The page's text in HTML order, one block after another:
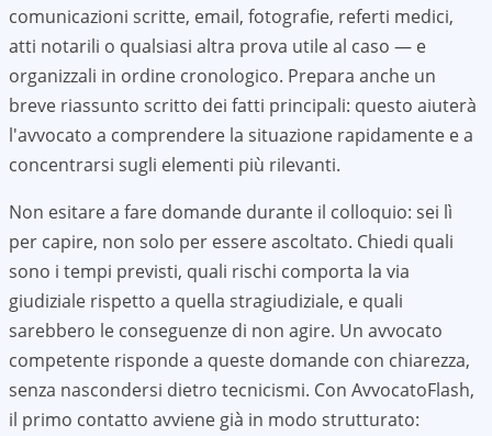
comunicazioni scritte, email, fotografie, referti medici,
atti notarili o qualsiasi altra prova utile al caso — e
organizzali in ordine cronologico. Prepara anche un
breve riassunto scritto dei fatti principali: questo aiuterà
l'avvocato a comprendere la situazione rapidamente e a
concentrarsi sugli elementi più rilevanti.
Non esitare a fare domande durante il colloquio: sei lì
per capire, non solo per essere ascoltato. Chiedi quali
sono i tempi previsti, quali rischi comporta la via
giudiziale rispetto a quella stragiudiziale, e quali
sarebbero le conseguenze di non agire. Un avvocato
competente risponde a queste domande con chiarezza,
senza nascondersi dietro tecnicismi. Con AvvocatoFlash,
il primo contatto avviene già in modo strutturato: